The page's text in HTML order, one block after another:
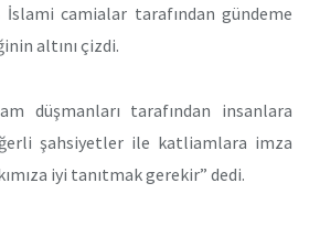
İslami camialar tarafından gündeme
altını çizdi.
düşmanları tarafından insanlara
şahsiyetler ile katliamlara imza
iyi tanıtmak gerekir” dedi.